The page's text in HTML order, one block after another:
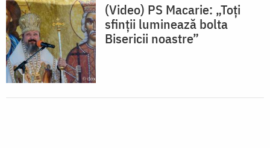
(Video) PS Macarie: „Toți
sfinții luminează bolta
Bisericii noastre”